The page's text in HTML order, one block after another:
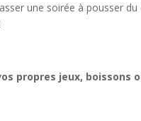
une soirée à pousser
propres jeux, boissons